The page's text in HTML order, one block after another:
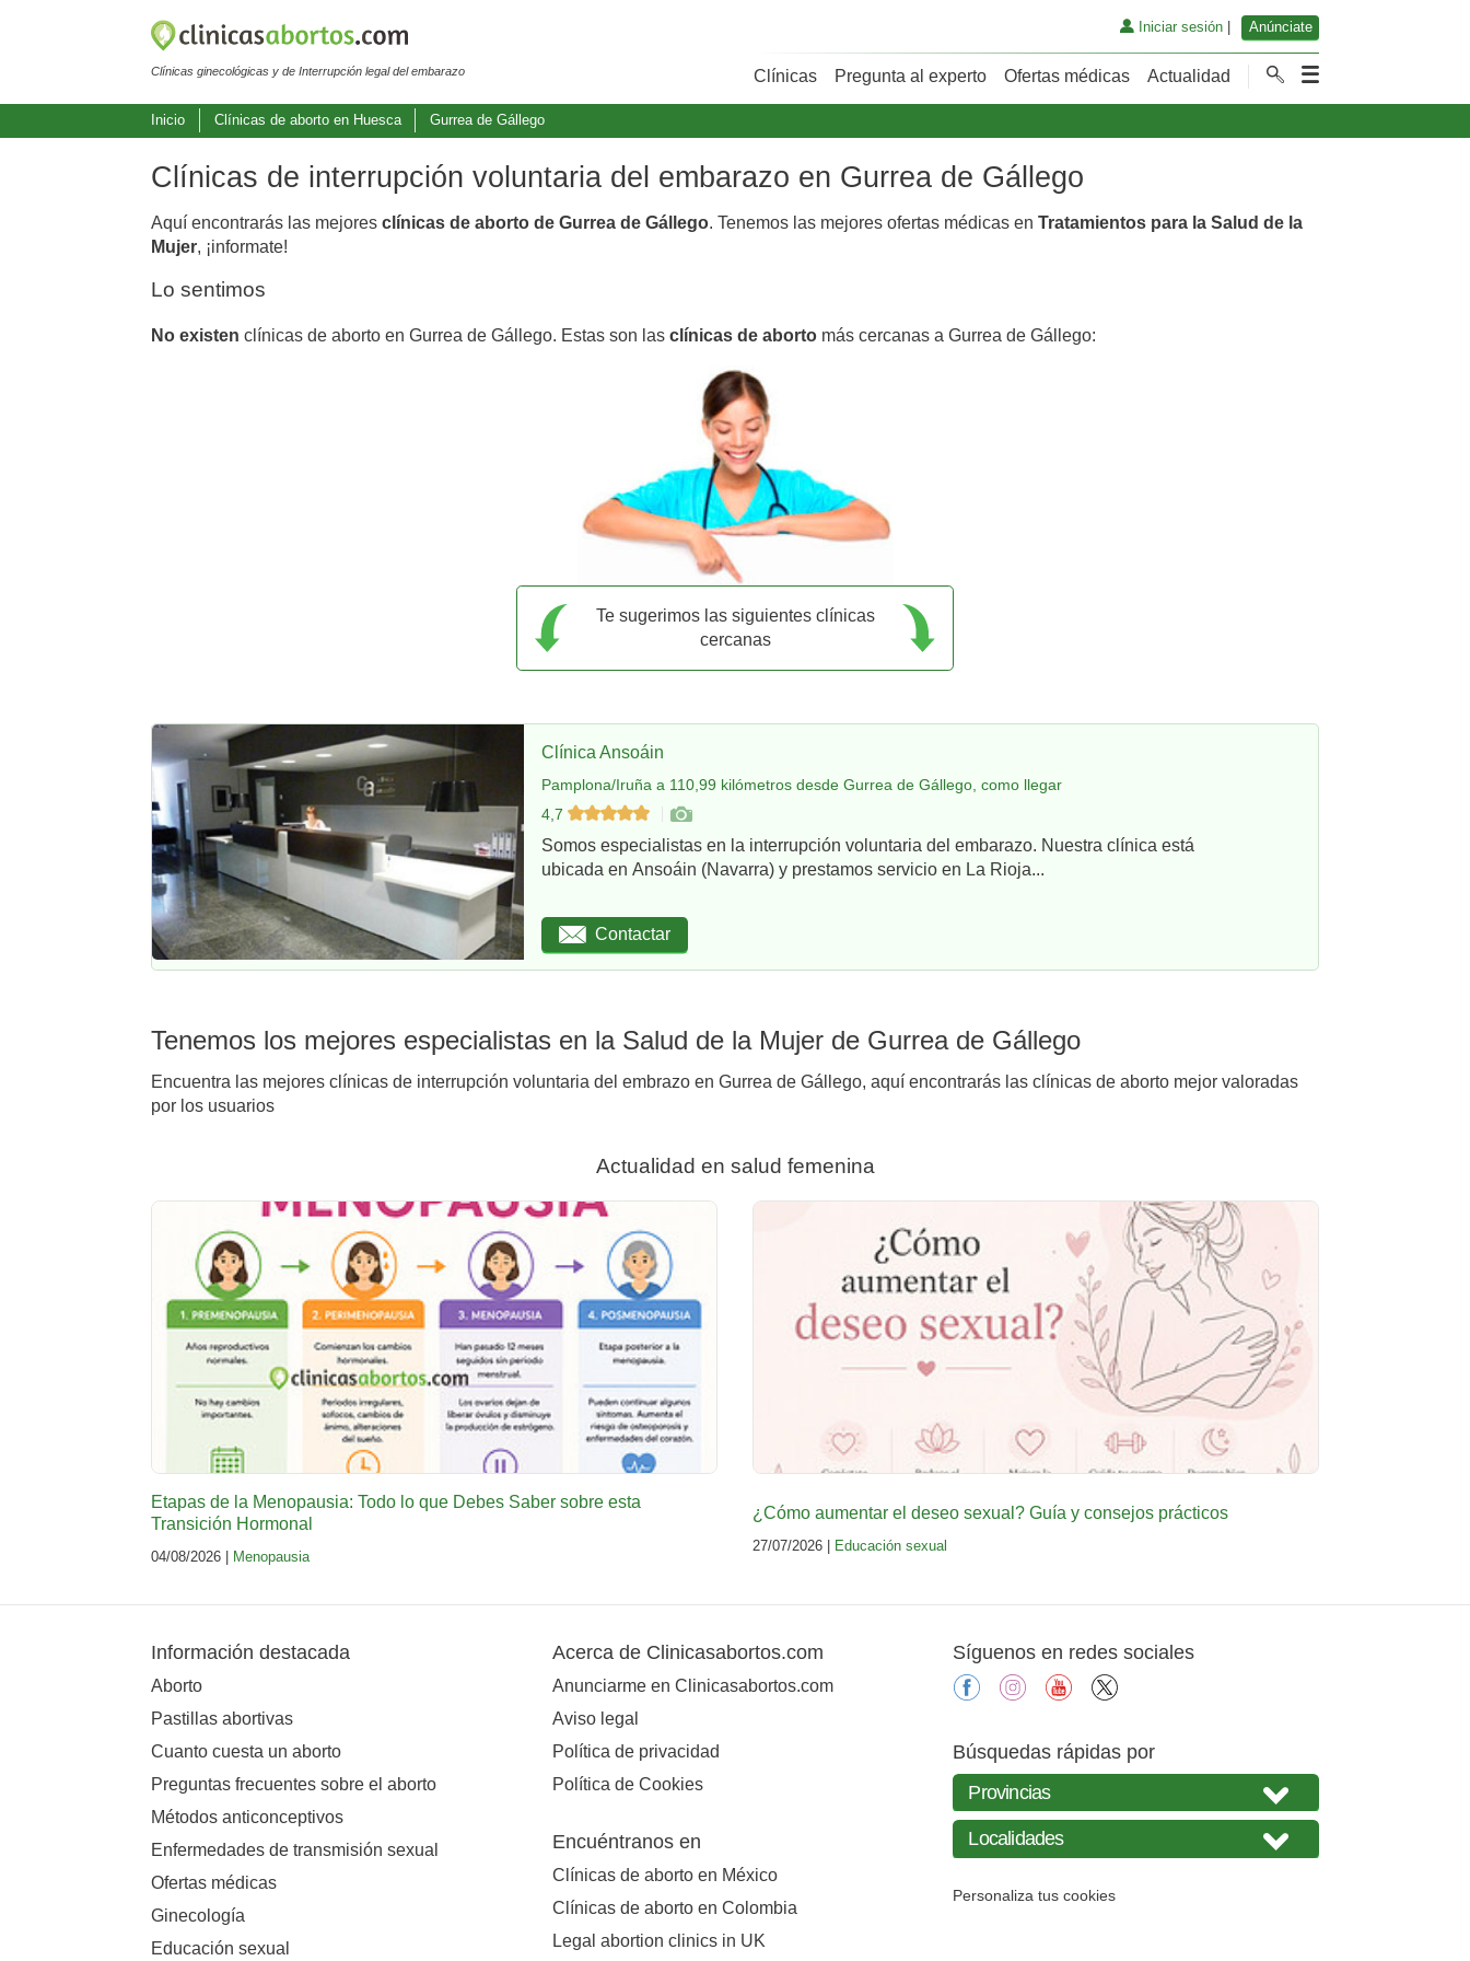
Clínicas ginecológicas y de Interrupción legal del embarazo
Iniciar sesión| Anúnciate
Clínicas Pregunta al experto Ofertas médicas Actualidad
Inicio Clínicas de aborto en Huesca Gurrea de Gállego
Clínicas de interrupción voluntaria del embarazo en Gurrea de Gállego
Aquí encontrarás las mejores clínicas de aborto de Gurrea de Gállego. Tenemos las mejores ofertas médicas en Tratamientos para la Salud de la
Mujer, ¡informate!
Lo sentimos
No existen clínicas de aborto en Gurrea de Gállego. Estas son las clínicas de aborto más cercanas a Gurrea de Gállego:
Te sugerimos las siguientes clínicas
cercanas
Clínica Ansoáin
Pamplona/Iruña a 110,99 kilómetros desde Gurrea de Gállego, como llegar
4,7
Somos especialistas en la interrupción voluntaria del embarazo. Nuestra clínica está
ubicada en Ansoáin (Navarra) y prestamos servicio en La Rioja...
Contactar
Tenemos los mejores especialistas en la Salud de la Mujer de Gurrea de Gállego
Encuentra las mejores clínicas de interrupción voluntaria del embrazo en Gurrea de Gállego, aquí encontrarás las clínicas de aborto mejor valoradas
por los usuarios
Actualidad en salud femenina
Etapas de la Menopausia: Todo lo que Debes Saber sobre esta
Transición Hormonal
04/08/2026 | Menopausia
¿Cómo aumentar el deseo sexual? Guía y consejos prácticos
27/07/2026 | Educación sexual
Información destacada
Aborto
Pastillas abortivas
Cuanto cuesta un aborto
Preguntas frecuentes sobre el aborto
Métodos anticonceptivos
Enfermedades de transmisión sexual
Ofertas médicas
Ginecología
Educación sexual
Acerca de Clinicasabortos.com
Anunciarme en Clinicasabortos.com
Aviso legal
Política de privacidad
Política de Cookies
Encuéntranos en
Clínicas de aborto en México
Clínicas de aborto en Colombia
Legal abortion clinics in UK
Síguenos en redes sociales
facebookinstagramyoutube
Búsquedas rápidas por
Personaliza tus cookies